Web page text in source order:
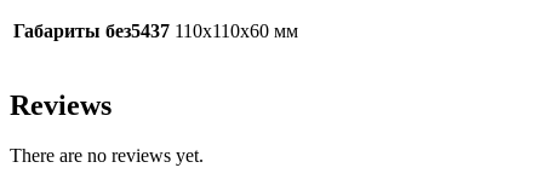
Габариты без5437 110х110х60 мм
Reviews
There are no reviews yet.